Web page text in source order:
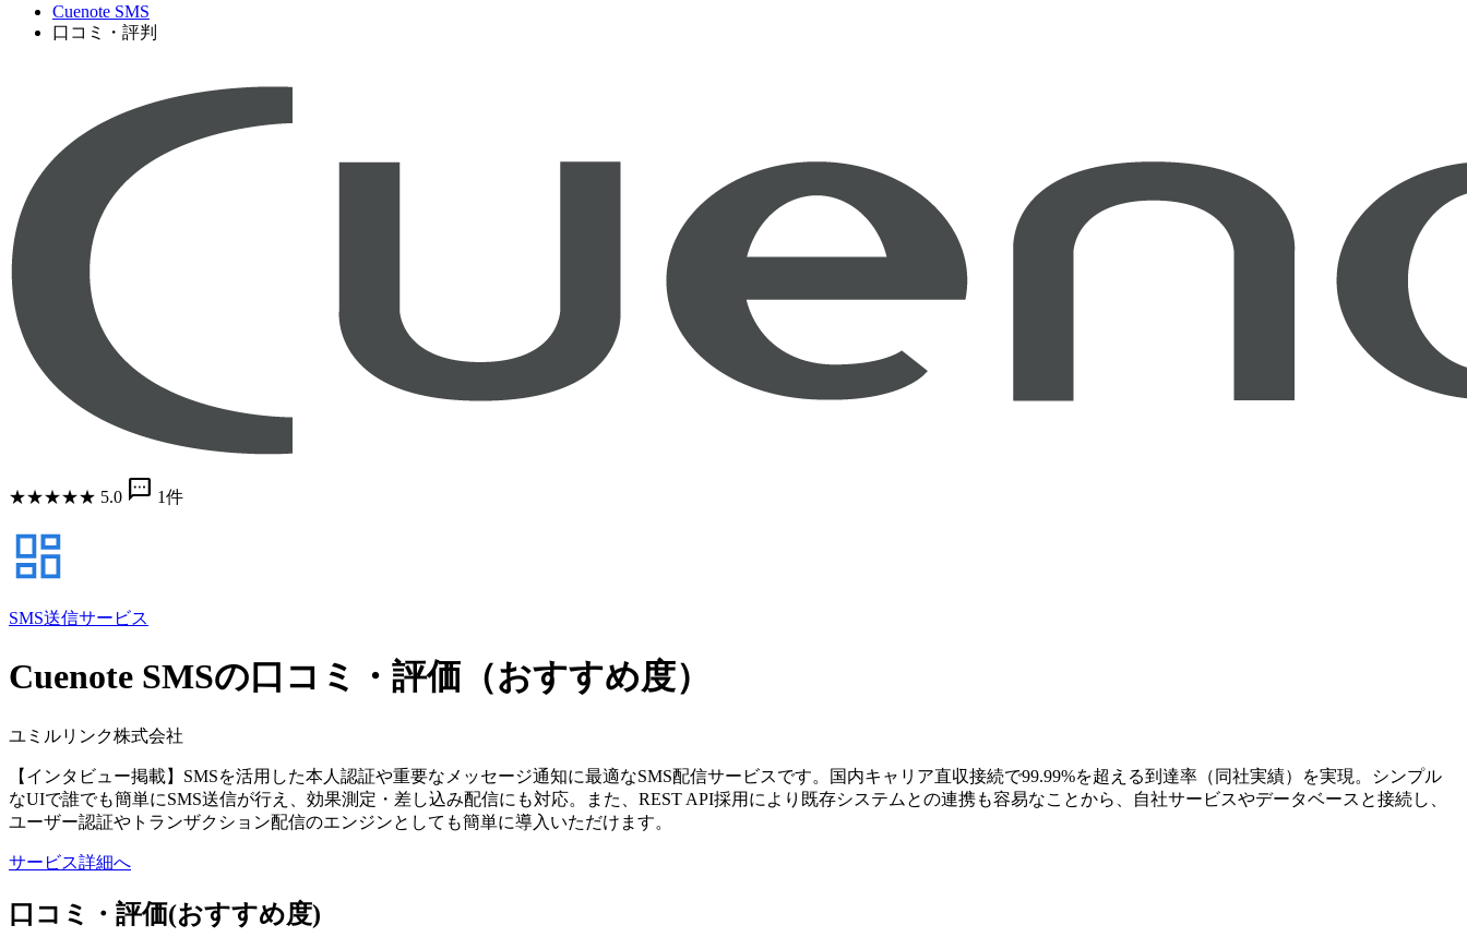
Cuenote SMS
口コミ・評判
★★★★★ 5.0 sms 1件
SMS送信サービス
Cuenote SMSの口コミ・評価（おすすめ度）
ユミルリンク株式会社
【インタビュー掲載】SMSを活用した本人認証や重要なメッセージ通知に最適なSMS配信サービスです。国内キャリア直収接続で99.99%を超える到達率（同社実績）を実現。シンプル
なUIで誰でも簡単にSMS送信が行え、効果測定・差し込み配信にも対応。また、REST API採用により既存システムとの連携も容易なことから、自社サービスやデータベースと接続し、
ユーザー認証やトランザクション配信のエンジンとしても簡単に導入いただけます。
サービス詳細へ
口コミ・評価(おすすめ度)